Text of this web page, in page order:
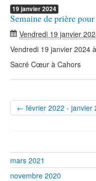
19 janvier2024
Semaine de prière
Vendredi 19 janvier
Vendredi 19 janvier 2024
Sacré Cœur à Cahors
← février 2022 - janvier
mars 2021
novembre 2020